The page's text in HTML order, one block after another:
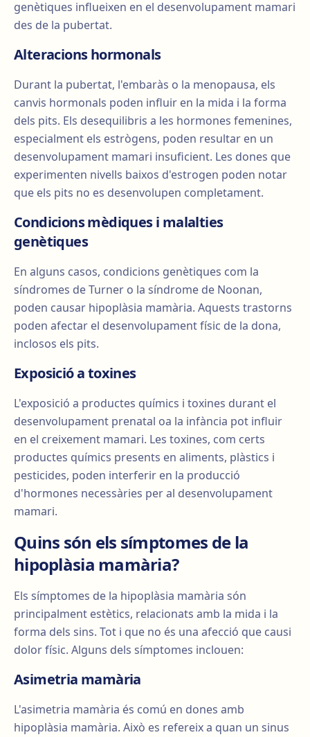
genètiques influeixen en el desenvolupament mamari
des de la pubertat.
Alteracions hormonals
Durant la pubertat, l'embaràs o la menopausa, els
canvis hormonals poden influir en la mida i la forma
dels pits. Els desequilibris a les hormones femenines,
especialment els estrògens, poden resultar en un
desenvolupament mamari insuficient. Les dones que
experimenten nivells baixos d'estrogen poden notar
que els pits no es desenvolupen completament.
Condicions mèdiques i malalties
genètiques
En alguns casos, condicions genètiques com la
síndromes de Turner o la síndrome de Noonan,
poden causar hipoplàsia mamària. Aquests trastorns
poden afectar el desenvolupament físic de la dona,
inclosos els pits.
Exposició a toxines
L'exposició a productes químics i toxines durant el
desenvolupament prenatal oa la infància pot influir
en el creixement mamari. Les toxines, com certs
productes químics presents en aliments, plàstics i
pesticides, poden interferir en la producció
d'hormones necessàries per al desenvolupament
mamari.
Quins són els símptomes de la
hipoplàsia mamària?
Els símptomes de la hipoplàsia mamària són
principalment estètics, relacionats amb la mida i la
forma dels sins. Tot i que no és una afecció que causi
dolor físic. Alguns dels símptomes inclouen:
Asimetria mamària
L'asimetria mamària és comú en dones amb
hipoplàsia mamària. Això es refereix a quan un sinus